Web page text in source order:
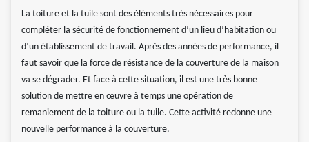
La toiture et la tuile sont des éléments très nécessaires pour
compléter la sécurité de fonctionnement d’un lieu d’habitation ou
d’un établissement de travail. Après des années de performance, il
faut savoir que la force de résistance de la couverture de la maison
va se dégrader. Et face à cette situation, il est une très bonne
solution de mettre en œuvre à temps une opération de
remaniement de la toiture ou la tuile. Cette activité redonne une
nouvelle performance à la couverture.